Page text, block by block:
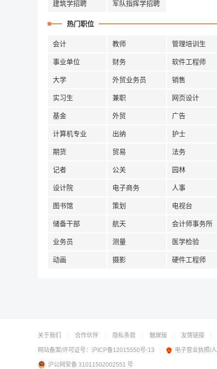
建筑学招聘 军队指挥学招聘
热门职位
会计 教师 管理培训生
事业单位 财务 软件工程师
大学 外贸业务员 销售
实习生 兼职 网页设计
基金 外贸 广告
计算机专业 出纳 护士
期货 贸易 法务
记者 公关 园林
设计院 电子商务 人事
图书馆 策划 电视台
储备干部 航天 会计师事务所
业务员 测量 医学检验
动画 摄影 硬件工程师
关于我们 合作伙伴 隐私条款 触屏版 友情链接
网站备案/许可证号： 沪ICP备12015550号-13 电子营业执照/
沪公网安备 31011502002551 号